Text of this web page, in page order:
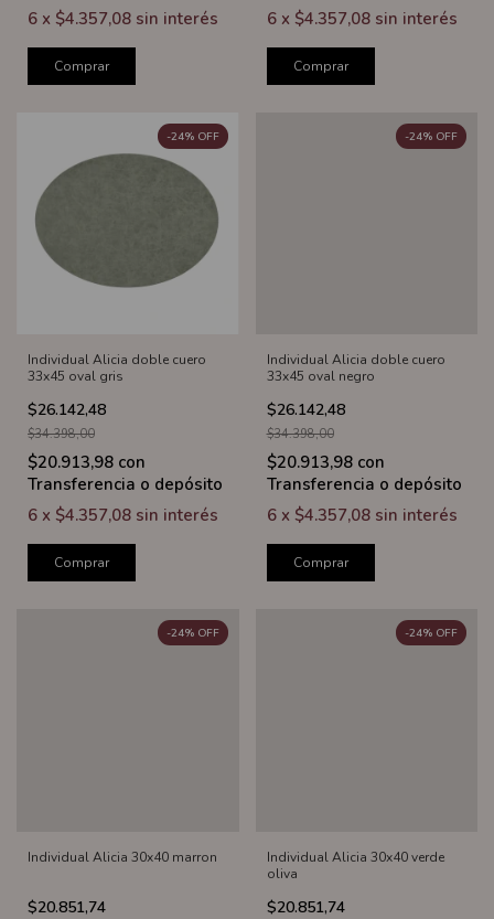
6 x $4.357,08 sin interés
Comprar
6 x $4.357,08 sin interés
Comprar
Individual Alicia doble cuero
33x45 oval gris
$26.142,48
-24% OFF
$34.398,00
$20.913,98 con
Transferencia o depósito
6 x $4.357,08 sin interés
Comprar
Individual Alicia doble cuero
33x45 oval negro
$26.142,48
-24% OFF
$34.398,00
$20.913,98 con
Transferencia o depósito
6 x $4.357,08 sin interés
Comprar
Individual Alicia 30x40 marron
$20.851,74
-24% OFF
Individual Alicia 30x40 verde
oliva
$20.851,74
-24% OFF